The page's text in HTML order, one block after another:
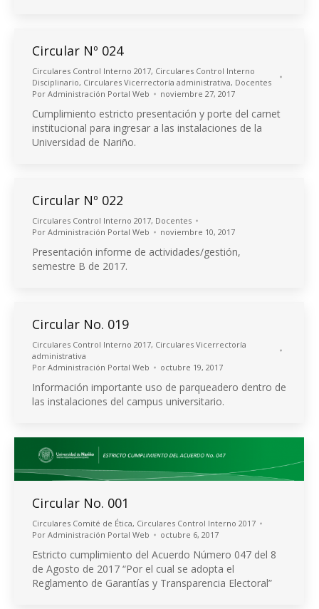
Circular Nº 024
Circulares Control Interno 2017, Circulares Control Interno
Disciplinario, Circulares Vicerrectoría administrativa, Docentes
Por Administración Portal Web noviembre 27, 2017
Cumplimiento estricto presentación y porte del carnet
institucional para ingresar a las instalaciones de la
Universidad de Nariño.
Circular Nº 022
Circulares Control Interno 2017, Docentes
Por Administración Portal Web noviembre 10, 2017
Presentación informe de actividades/gestión,
semestre B de 2017.
Circular No. 019
Circulares Control Interno 2017, Circulares Vicerrectoría
administrativa
Por Administración Portal Web octubre 19, 2017
Información importante uso de parqueadero dentro de
las instalaciones del campus universitario.
Circular No. 001
Circulares Comité de Ética, Circulares Control Interno 2017
Por Administración Portal Web octubre 6, 2017
Estricto cumplimiento del Acuerdo Número 047 del 8
de Agosto de 2017 “Por el cual se adopta el
Reglamento de Garantías y Transparencia Electoral”